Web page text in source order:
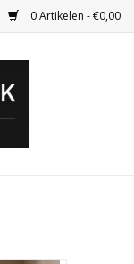
0 Artikelen - €0,00